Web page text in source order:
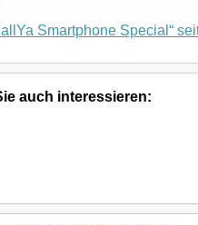
Smartphone Special“
auch interessieren: